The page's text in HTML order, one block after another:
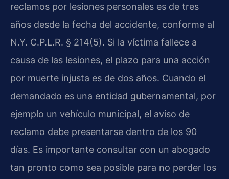
reclamos por lesiones personales es de tres
años desde la fecha del accidente, conforme al
N.Y. C.P.L.R. § 214(5). Si la víctima fallece a
causa de las lesiones, el plazo para una acción
por muerte injusta es de dos años. Cuando el
demandado es una entidad gubernamental, por
ejemplo un vehículo municipal, el aviso de
reclamo debe presentarse dentro de los 90
días. Es importante consultar con un abogado
tan pronto como sea posible para no perder los